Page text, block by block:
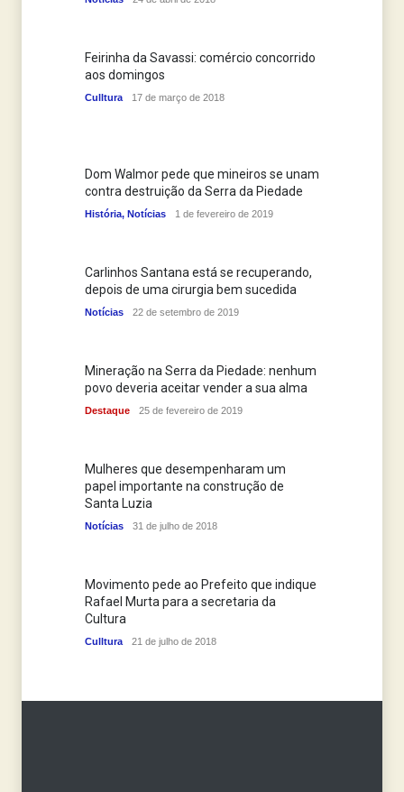
Feirinha da Savassi: comércio concorrido
aos domingos
Culltura 17 de março de 2018
Dom Walmor pede que mineiros se unam
contra destruição da Serra da Piedade
História, Notícias 1 de fevereiro de 2019
Carlinhos Santana está se recuperando,
depois de uma cirurgia bem sucedida
Notícias 22 de setembro de 2019
Mineração na Serra da Piedade: nenhum
povo deveria aceitar vender a sua alma
Destaque 25 de fevereiro de 2019
Mulheres que desempenharam um
papel importante na construção de
Santa Luzia
Notícias 31 de julho de 2018
Movimento pede ao Prefeito que indique
Rafael Murta para a secretaria da
Cultura
Culltura 21 de julho de 2018